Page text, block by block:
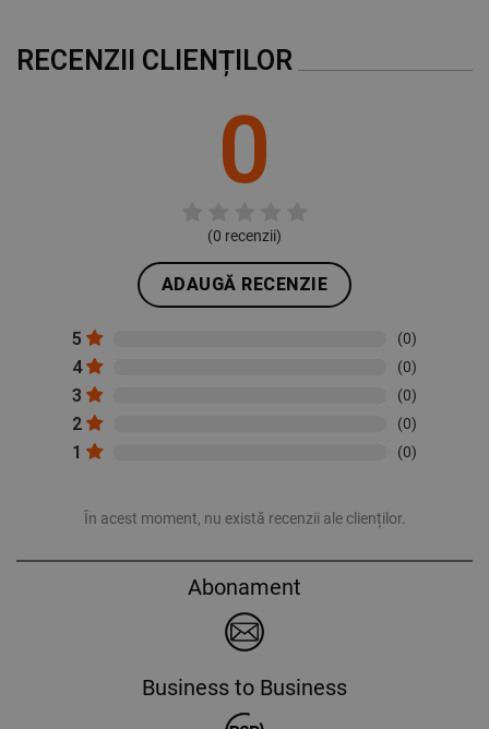
RECENZII CLIENȚILOR
0
(0 recenzii)
ADAUGĂ RECENZIE
5 (0)
4 (0)
3 (0)
2 (0)
1 (0)
În acest moment, nu există recenzii ale clienților.
Abonament
Business to Business